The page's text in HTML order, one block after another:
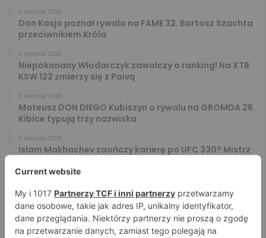
6 sierpnia 2026
Don Kasjo poznał rywala na FAME 32. Bartosz Szachta
przeciwnikiem Króla
6 sierpnia 2026
Niepokonany Włodarczyk zawalczy o ranking! Na XTB
KSW 122 zmierzy się z Paivą
5 sierpnia 2026
Mateusz DON DIEGO Kubiszyn o rywalu na GROMDA 26.
Kibice typują trzy nazwiska
5 sierpnia 2026
Islam Makhachev zaończy karierę po UFC 330? Mistrz
Tańcula nie gryzł się w język. Wymowna sugestia o
zachowaniu Jacka Murańskiego [VIDEO]
4 sierpnia 2026
Ostre spojrzenia Jóźwiaka i Ryty. Zobacz face to face